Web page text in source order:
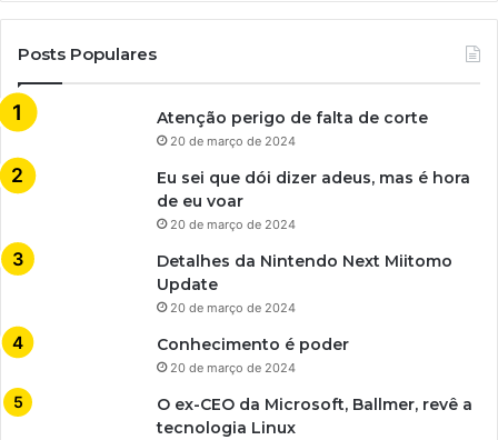
Posts Populares
Atenção perigo de falta de corte
20 de março de 2024
Eu sei que dói dizer adeus, mas é hora
de eu voar
20 de março de 2024
Detalhes da Nintendo Next Miitomo
Update
20 de março de 2024
Conhecimento é poder
20 de março de 2024
O ex-CEO da Microsoft, Ballmer, revê a
tecnologia Linux